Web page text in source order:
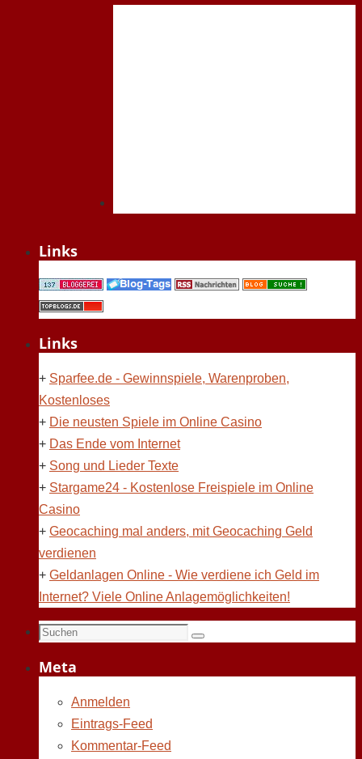
Links
Links
+ Sparfee.de - Gewinnspiele, Warenproben,
Kostenloses
+ Die neusten Spiele im Online Casino
+ Das Ende vom Internet
+ Song und Lieder Texte
+ Stargame24 - Kostenlose Freispiele im Online
Casino
+ Geocaching mal anders, mit Geocaching Geld
verdienen
+ Geldanlagen Online - Wie verdiene ich Geld im
Internet? Viele Online Anlagemöglichkeiten!
Suchen
Suchen
Meta
Anmelden
Eintrags-Feed
Kommentar-Feed